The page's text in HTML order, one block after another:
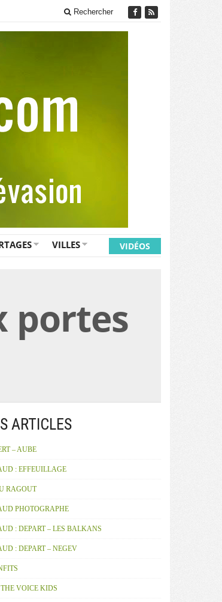
Rechercher
VILLES VIDÉOS
portes
ARTICLES
– AUBE
: EFFEUILLAGE
RAGOUT
PHOTOGRAPHE
: DEPART – LES BALKANS
: DEPART – NEGEV
VOICE KIDS